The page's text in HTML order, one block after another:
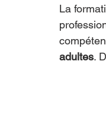
La
adultes.